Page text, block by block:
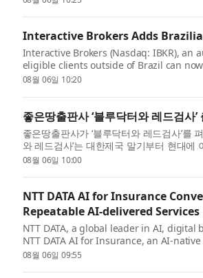
Interactive Brokers Adds
Interactive Brokers (Nasdaq: IBKR),
eligible clients outside of Brazil can
through the B3 exchange. Interactive
08월 06일 10:20
좋은땅출판사 ‘블루닥터와 레드검사’
좋은땅출판사가 ‘블루닥터와 레드검사’를
와 레드검사’는 대한제국 말기부터 현대
따라가는 역사 장편소설이다. 생명을 살리
08월 06일 10:00
NTT DATA AI for Insurance
Repeatable AI-delivered Services
NTT DATA, a global leader in AI,
NTT DATA AI for Insurance, an AI-
insurance workflows into governed,
08월 06일 09:55